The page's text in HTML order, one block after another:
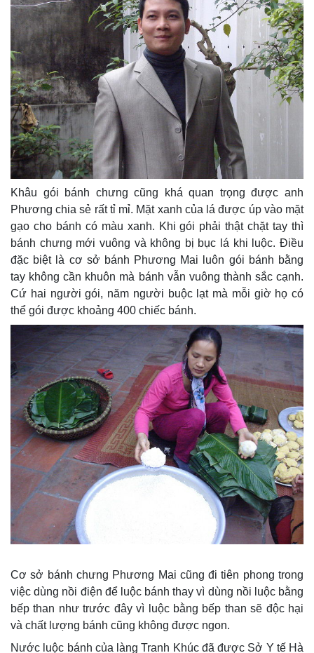
Khâu gói bánh chưng cũng khá quan trọng được anh
Phương chia sẻ rất tỉ mỉ. Mặt xanh của lá được úp vào mặt
gạo cho bánh có màu xanh. Khi gói phải thật chặt tay thì
bánh chưng mới vuông và không bị bục lá khi luộc. Điều
đặc biệt là cơ sở bánh Phương Mai luôn gói bánh bằng
tay không cần khuôn mà bánh vẫn vuông thành sắc cạnh.
Cứ hai người gói, năm người buộc lạt mà mỗi giờ họ có
thể gói được khoảng 400 chiếc bánh.
Cơ sở bánh chưng Phương Mai cũng đi tiên phong trong
việc dùng nồi điện để luộc bánh thay vì dùng nồi luộc bằng
bếp than như trước đây vì luộc bằng bếp than sẽ độc hại
và chất lượng bánh cũng không được ngon.
Nước luộc bánh của làng Tranh Khúc đã được Sở Y tế Hà